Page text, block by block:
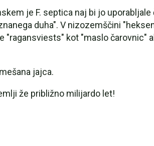
je F. septica naj bi jo uporabljale
duha". V nizozemščini
kot "maslo čarovnic"
jajca.
že približno milijardo let!